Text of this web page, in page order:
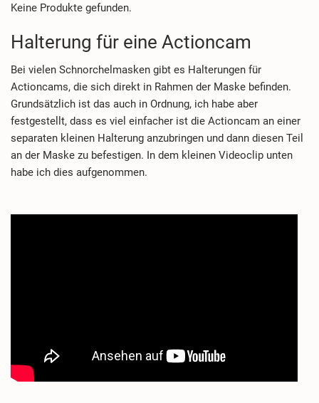
Keine Produkte gefunden.
Halterung für eine Actioncam
Bei vielen Schnorchelmasken gibt es Halterungen für
Actioncams, die sich direkt in Rahmen der Maske befinden.
Grundsätzlich ist das auch in Ordnung, ich habe aber
festgestellt, dass es viel einfacher ist die Actioncam an einer
separaten kleinen Halterung anzubringen und dann diesen Teil
an der Maske zu befestigen. In dem kleinen Videoclip unten
habe ich dies aufgenommen.